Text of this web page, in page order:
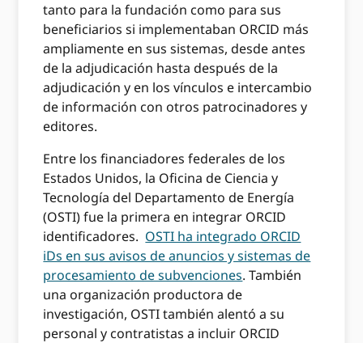
tanto para la fundación como para sus
beneficiarios si implementaban ORCID más
ampliamente en sus sistemas, desde antes
de la adjudicación hasta después de la
adjudicación y en los vínculos e intercambio
de información con otros patrocinadores y
editores.
Entre los financiadores federales de los
Estados Unidos, la Oficina de Ciencia y
Tecnología del Departamento de Energía
(OSTI) fue la primera en integrar ORCID
identificadores. OSTI ha integrado ORCID
iDs en sus avisos de anuncios y sistemas de
procesamiento de subvenciones. También
una organización productora de
investigación, OSTI también alentó a su
personal y contratistas a incluir ORCID